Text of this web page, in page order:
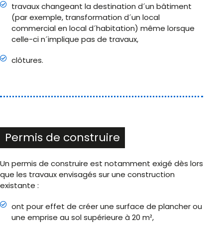
travaux changeant la destination d´un bâtiment
(par exemple, transformation d´un local
commercial en local d´habitation) même lorsque
celle-ci n´implique pas de travaux,
clôtures.
Permis de construire
Un permis de construire est notamment exigé dès lors
que les travaux envisagés sur une construction
existante :
ont pour effet de créer une surface de plancher ou
une emprise au sol supérieure à 20 m²,